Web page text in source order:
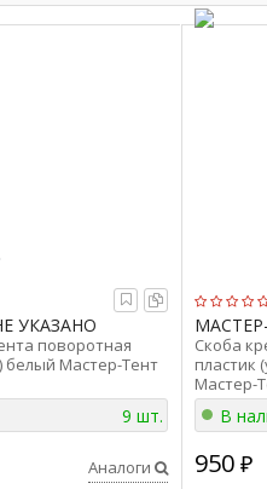
УКАЗАНО
поворотная
белый Мастер-Тент
9 шт.
Аналоги
Скоба
пластик
Мастер-
В
950 ₽